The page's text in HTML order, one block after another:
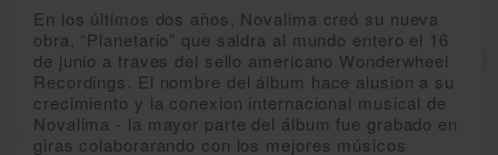
En los últimos dos años, Novalima creó su nueva
obra, “Planetario” que saldra al mundo entero el 16
de junio a traves del sello americano Wonderwheel
Recordings. El nombre del álbum hace alusion a su
crecimiento y la conexion internacional musical de
Novalima - la mayor parte del álbum fue grabado en
giras colaborarando con los mejores músicos